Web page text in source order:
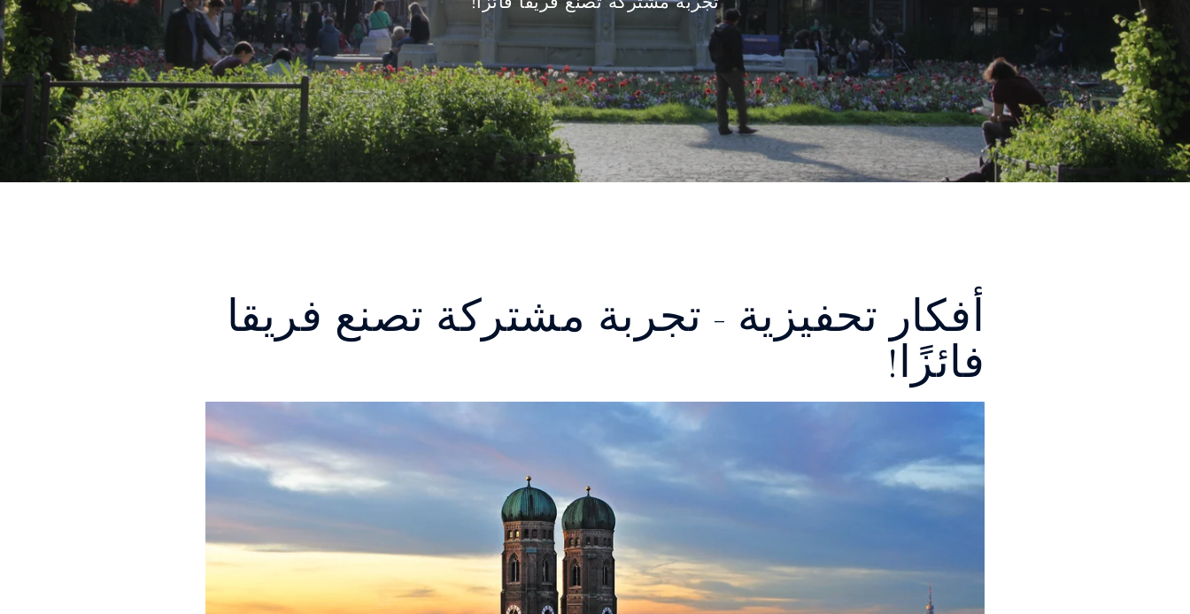
أفكار تحفيزية - تجربة مشتركة تصنع فريقا
فائزًا!